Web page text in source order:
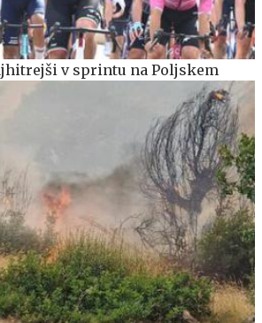
v sprintu na Poljskem